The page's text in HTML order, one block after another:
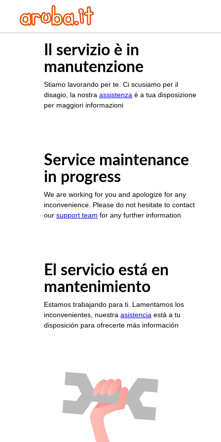
Il servizio è in
manutenzione
Stiamo lavorando per te. Ci scusiamo per il
disagio, la nostra assistenza è a tua disposizione
per maggiori informazioni
Service maintenance
in progress
We are working for you and apologize for any
inconvenience. Please do not hesitate to contact
our support team for any further information
El servicio está en
mantenimiento
Estamos trabajando para ti. Lamentamos los
inconvenientes, nuestra asistencia está a tu
disposición para ofrecerte más información